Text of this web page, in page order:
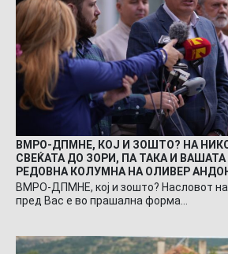
ВМРО-ДПМНЕ, КОЈ И ЗОШТО? НА
СВЕЌАТА ДО ЗОРИ, ПА ТАКА И ВАШАТА
РЕДОВНА КОЛУМНА НА ОЛИВЕР
ВМРО-ДПМНЕ, кој и зошто? Насловот на
пред Вас е во прашална форма…